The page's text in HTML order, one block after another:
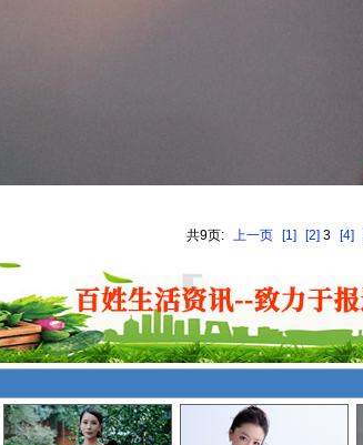
共9页: 上一页 [1] [2] 3 [4]